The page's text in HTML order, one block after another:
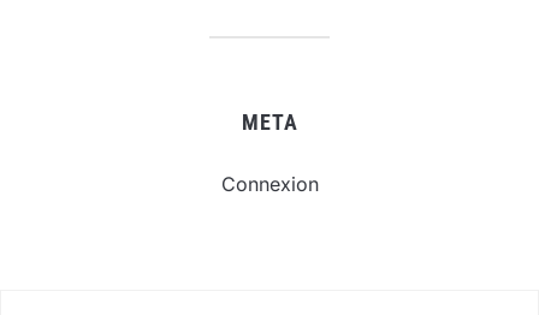
META
Connexion